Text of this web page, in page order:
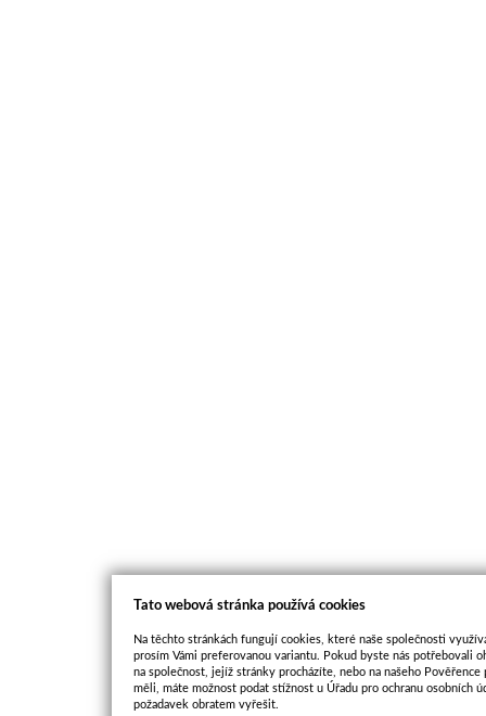
Tato webová stránka používá cookies
Na těchto stránkách fungují cookies, které naše společnosti
prosím Vámi preferovanou variantu. Pokud byste nás potřebovali
na společnost, jejíž stránky procházíte, nebo na našeho
měli, máte možnost podat stížnost u Úřadu pro ochranu osobních
požadavek obratem vyřešit.